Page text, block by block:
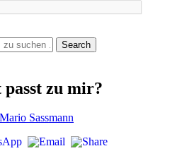
zu mir?
Mario Sassmann